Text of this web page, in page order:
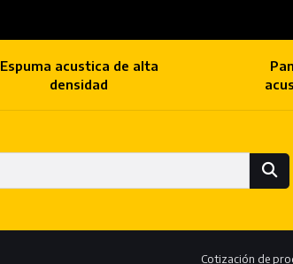
Espuma acustica de alta
densidad
Cotización de